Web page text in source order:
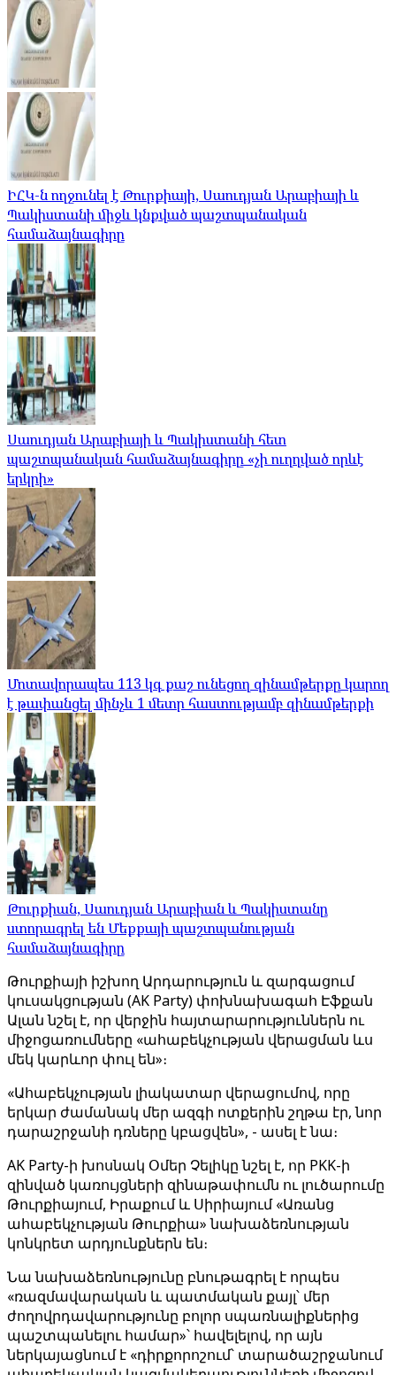
ԻՀԿ-ն ողջունել է Թուրքիայի, Սաուդյան Արաբիայի և
Պակիստանի միջև կնքված պաշտպանական
համաձայնագիրը
Սաուդյան Արաբիայի և Պակիստանի հետ
պաշտպանական համաձայնագիրը «չի ուղղված որևէ
երկրի»
Մոտավորապես 113 կգ քաշ ունեցող զինամթերքը կարող
է թափանցել մինչև 1 մետր հաստությամբ զինամթերքի
Թուրքիան, Սաուդյան Արաբիան և Պակիստանը
ստորագրել են Մեքքայի պաշտպանության
համաձայնագիրը
Թուրքիայի իշխող Արդարություն և զարգացում
կուսակցության (AK Party) փոխնախագահ Էֆքան
Ալան նշել է, որ վերջին հայտարարություններն ու
միջոցառումները «ահաբեկչության վերացման ևս
մեկ կարևոր փուլ են»։
«Ահաբեկչության լիակատար վերացումով, որը
երկար ժամանակ մեր ազգի ոտքերին շղթա էր, նոր
դարաշրջանի դռները կբացվեն», - ասել է նա։
AK Party-ի խոսնակ Օմեր Չելիկը նշել է, որ PKK-ի
զինված կառույցների զինաթափումն ու լուծարումը
Թուրքիայում, Իրաքում և Սիրիայում «Առանց
ահաբեկչության Թուրքիա» նախաձեռնության
կոնկրետ արդյունքներն են։
Նա նախաձեռնությունը բնութագրել է որպես
«ռազմավարական և պատմական քայլ՝ մեր
ժողովրդավարությունը բոլոր սպառնալիքներից
պաշտպանելու համար»՝ հավելելով, որ այն
ներկայացնում է «դիրքորոշում՝ տարածաշրջանում